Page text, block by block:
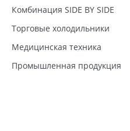
Комбинация SIDE BY SIDE
Торговые холодильники
Медицинская техника
Промышленная продукция